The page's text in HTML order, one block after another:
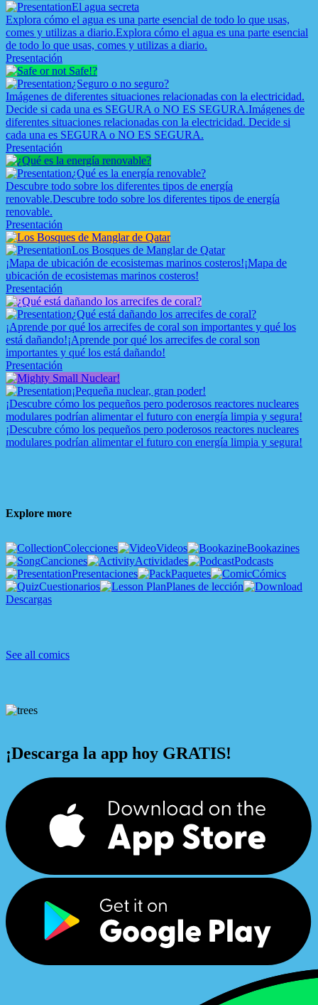
El agua secreta
Explora cómo el agua es una parte esencial de todo lo que usas,
comes y utilizas a diario.Explora cómo el agua es una parte esencial
de todo lo que usas, comes y utilizas a diario.
Presentación
¿Seguro o no seguro?
Imágenes de diferentes situaciones relacionadas con la electricidad.
Decide si cada una es SEGURA o NO ES SEGURA.Imágenes de
diferentes situaciones relacionadas con la electricidad. Decide si
cada una es SEGURA o NO ES SEGURA.
Presentación
¿Qué es la energía renovable?
Descubre todo sobre los diferentes tipos de energía
renovable.Descubre todo sobre los diferentes tipos de energía
renovable.
Presentación
Los Bosques de Manglar de Qatar
¡Mapa de ubicación de ecosistemas marinos costeros!¡Mapa de
ubicación de ecosistemas marinos costeros!
Presentación
¿Qué está dañando los arrecifes de coral?
¡Aprende por qué los arrecifes de coral son importantes y qué los
está dañando!¡Aprende por qué los arrecifes de coral son
importantes y qué los está dañando!
Presentación
¡Pequeña nuclear, gran poder!
¡Descubre cómo los pequeños pero poderosos reactores nucleares
modulares podrían alimentar el futuro con energía limpia y segura!
¡Descubre cómo los pequeños pero poderosos reactores nucleares
modulares podrían alimentar el futuro con energía limpia y segura!
Explore more
Colecciones Videos
Bookazines
Canciones
Actividades
Podcasts
Presentaciones
Paquetes
Cómics
Cuestionarios
Planes de lección
Descargas
See all comics
¡Descarga la app hoy GRATIS!